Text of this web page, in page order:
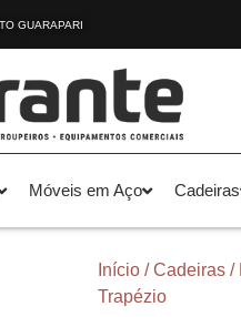
GUARAPARI
Móveis em Aço Cadeiras
Início/Cadeiras/
Trapézio